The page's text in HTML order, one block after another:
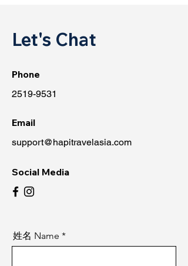
Let's Chat
Phone
2519-9531
Email
support@hapitravelasia.com
Social Media
姓名 Name